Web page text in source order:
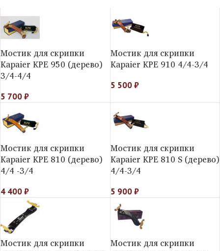
Мостик для скрипки
Kapaier KPE 950 (дерево)
3/4-4/4
5 700₽
Мостик для скрипки
Kapaier KPE 910 4/4-3/4
5 500₽
Мостик для скрипки
Kapaier KPE 810 (дерево)
4/4 -3/4
4 400₽
Мостик для скрипки
Kapaier KPE 810 S (дерево)
4/4-3/4
5 900₽
Мостик для скрипки
Мостик для скрипки